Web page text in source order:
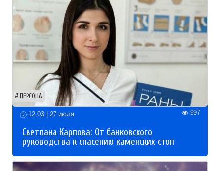
ПЕРСОНА
12:03 | 27 июля 997
Светлана Карпова: От банковского
руководства к спасению каменских стоп